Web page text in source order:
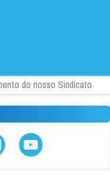
do nosso Sindicato